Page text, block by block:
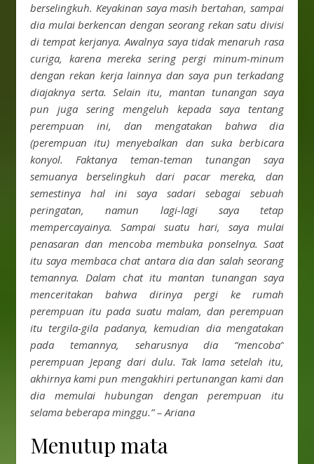
berselingkuh. Keyakinan saya masih bertahan, sampai
dia mulai berkencan dengan seorang rekan satu divisi
di tempat kerjanya. Awalnya saya tidak menaruh rasa
curiga, karena mereka sering pergi minum-minum
dengan rekan kerja lainnya dan saya pun terkadang
diajaknya serta. Selain itu, mantan tunangan saya
pun juga sering mengeluh kepada saya tentang
perempuan ini, dan mengatakan bahwa dia
(perempuan itu) menyebalkan dan suka berbicara
konyol. Faktanya teman-teman tunangan saya
semuanya berselingkuh dari pacar mereka, dan
semestinya hal ini saya sadari sebagai sebuah
peringatan, namun lagi-lagi saya tetap
mempercayainya. Sampai suatu hari, saya mulai
penasaran dan mencoba membuka ponselnya. Saat
itu saya membaca chat antara dia dan salah seorang
temannya. Dalam chat itu mantan tunangan saya
menceritakan bahwa dirinya pergi ke rumah
perempuan itu pada suatu malam, dan perempuan
itu tergila-gila padanya, kemudian dia mengatakan
pada temannya, seharusnya dia “mencoba”
perempuan Jepang dari dulu. Tak lama setelah itu,
akhirnya kami pun mengakhiri pertunangan kami dan
dia memulai hubungan dengan perempuan itu
selama beberapa minggu.” – Ariana
Menutup mata